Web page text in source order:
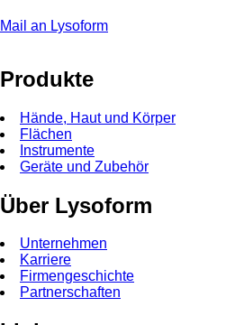
Mail an Lysoform
Produkte
Hände, Haut und Körper
Flächen
Instrumente
Geräte und Zubehör
Über Lysoform
Unternehmen
Karriere
Firmengeschichte
Partnerschaften